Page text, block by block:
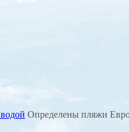
Определены пляжи